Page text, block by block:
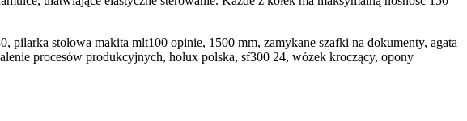
stołowa makita mlt100 opinie, 1500 mm, zamykane szafki na dokumenty, agata
procesów produkcyjnych, holux polska, sf300 24, wózek kroczący, opony